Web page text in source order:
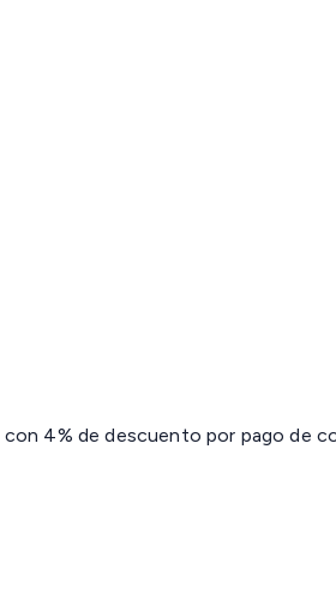
4% de descuento por pago de